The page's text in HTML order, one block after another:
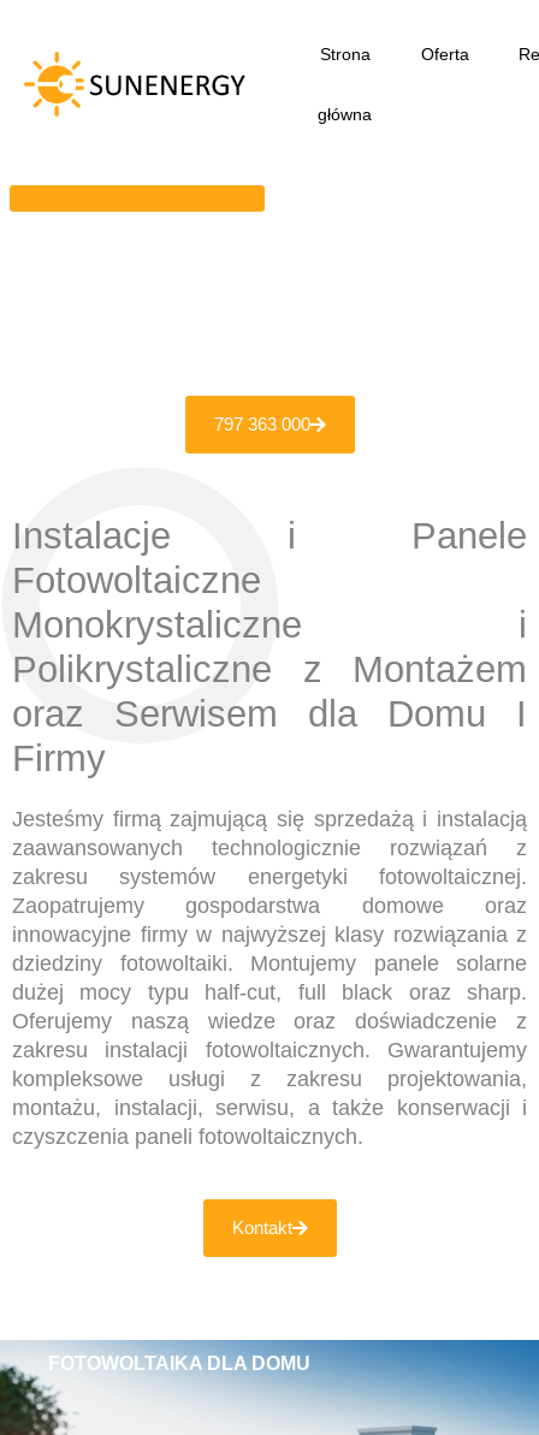
treści
Strona
główna
Oferta
797 363 000
Instalacje i Panele
Fotowoltaiczne
Monokrystaliczne i
Polikrystaliczne z Montażem
oraz Serwisem dla Domu I
Firmy
Jesteśmy firmą zajmującą się sprzedażą i instalacją
zaawansowanych technologicznie rozwiązań z
zakresu systemów energetyki fotowoltaicznej.
Zaopatrujemy gospodarstwa domowe oraz
innowacyjne firmy w najwyższej klasy rozwiązania z
dziedziny fotowoltaiki. Montujemy panele solarne
dużej mocy typu half-cut, full black oraz sharp.
Oferujemy naszą wiedze oraz doświadczenie z
zakresu instalacji fotowoltaicznych. Gwarantujemy
kompleksowe usługi z zakresu projektowania,
montażu, instalacji, serwisu, a także konserwacji i
czyszczenia paneli fotowoltaicznych.
Kontakt
FOTOWOLTAIKA DLA DOMU